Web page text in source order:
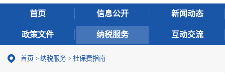
首页 信息公开 新闻动态
政策文件 纳税服务 互动交流
首页 > 纳税服务 > 社保费指南